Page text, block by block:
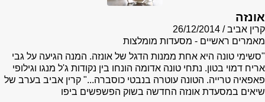
אונזה
קרין אביב
26/12/2014
מאמרים ראשיים - מסעדות מומלצות
"סשימי טונה היא אחת ממנות הדגל של אונזה. המנה הגיעה על גבי
אריח דמוי בטון. נתחי טונה אדומה הונחו בין נקודות ג'ל מנגו וגילופי
פאפאיה טרייה. הטונה עוטרה בנבטי כוסברה..." קרין אביב בערב של
שיאים במסעדת אונזה החדשה בשוק הפשפשים ביפו